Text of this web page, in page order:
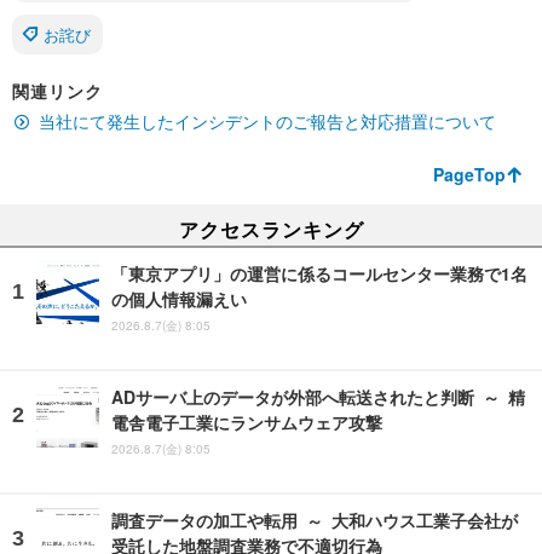
お詫び
関連リンク
当社にて発生したインシデントのご報告と対応措置について
PageTop
アクセスランキング
「東京アプリ」の運営に係るコールセンター業務で1名
の個人情報漏えい
2026.8.7(金) 8:05
ADサーバ上のデータが外部へ転送されたと判断 ～ 精
電舎電子工業にランサムウェア攻撃
2026.8.7(金) 8:05
調査データの加工や転用 ～ 大和ハウス工業子会社が
受託した地盤調査業務で不適切行為